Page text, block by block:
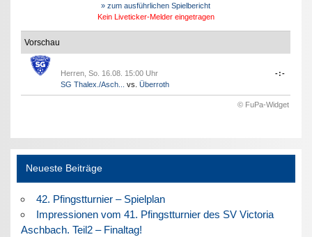
» zum ausführlichen Spielbericht
Kein Liveticker-Melder eingetragen
Vorschau
Herren, So. 16.08. 15:00 Uhr
SG Thalex./Asch...
vs.Überroth
-:-
© FuPa-Widget
Neueste Beiträge
42. Pfingstturnier – Spielplan
Impressionen vom 41. Pfingstturnier des SV Victoria
Aschbach. Teil2 – Finaltag!